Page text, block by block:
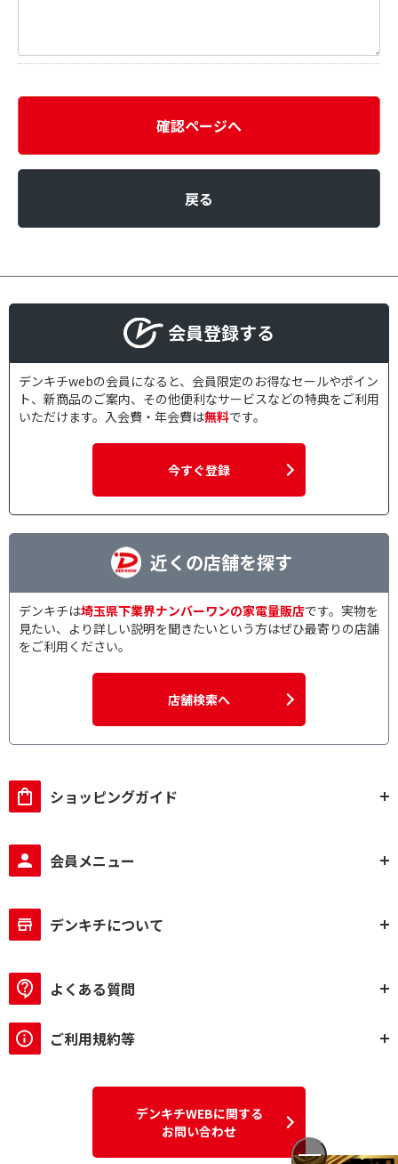
確認ページへ
戻る
会員登録する
デンキチwebの会員になると、会員限定のお得なセールやポイン
ト、新商品のご案内、その他便利なサービスなどの特典をご利用
いただけます。入会費・年会費は無料です。
今すぐ登録
近くの店舗を探す
デンキチは埼玉県下業界ナンバーワンの家電量販店です。実物を
見たい、より詳しい説明を聞きたいという方はぜひ最寄りの店舗
をご利用ください。
店舗検索へ
ショッピングガイド
会員メニュー
デンキチについて
よくある質問
ご利用規約等
デンキチWEBに関する
お問い合わせ